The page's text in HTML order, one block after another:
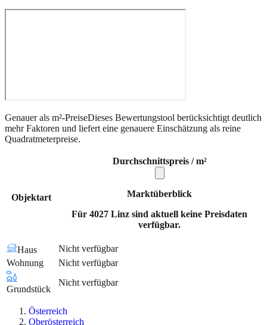
Genauer als m²-PreiseDieses Bewertungstool berücksichtigt deutlich
mehr Faktoren und liefert eine genauere Einschätzung als reine
Quadratmeterpreise.
Objektart
Durchschnittspreis / m²
Marktüberblick
Für 4027 Linz sind aktuell keine Preisdaten
verfügbar.
Haus
Nicht verfügbar
Wohnung
Nicht verfügbar
Grundstück
Nicht verfügbar
Österreich
Oberösterreich